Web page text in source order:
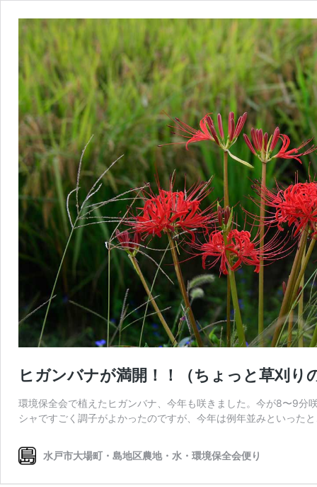
ヒガンバナが満開！！（ちょっと草刈
環境保全会で植えたヒガンバナ、今年も咲きました。今が8〜9分
シャですごく調子がよかったのですが、今年は例年並みといった
水戸市大場町・島地区農地・水・環境保全会便り